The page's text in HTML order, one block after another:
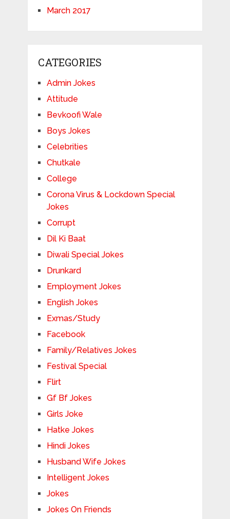
March 2017
CATEGORIES
Admin Jokes
Attitude
Bevkoofi Wale
Boys Jokes
Celebrities
Chutkale
College
Corona Virus & Lockdown Special
Jokes
Corrupt
Dil Ki Baat
Diwali Special Jokes
Drunkard
Employment Jokes
English Jokes
Exmas/Study
Facebook
Family/Relatives Jokes
Festival Special
Flirt
Gf Bf Jokes
Girls Joke
Hatke Jokes
Hindi Jokes
Husband Wife Jokes
Intelligent Jokes
Jokes
Jokes On Friends